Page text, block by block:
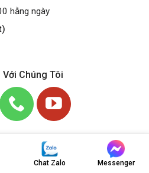
hằng ngày
Với Chúng Tôi
0948606807
Chat Zalo Messenger